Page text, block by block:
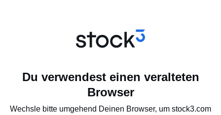
Du verwendest einen veralteten
Browser
Wechsle bitte umgehend Deinen Browser, um stock3.com